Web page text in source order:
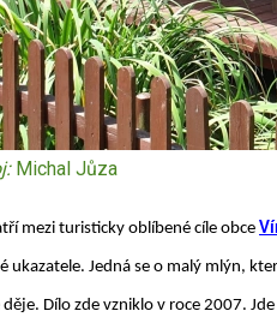
Michal Jůza
mezi turisticky oblíbené cíle obce
ukazatele. Jedná se o malý mlýn,
Dílo zde vzniklo v roce 2007.